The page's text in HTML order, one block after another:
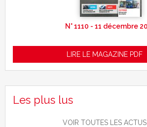
N° 1110 - 11 décembre
LIRE LE MAGAZINE PDF
Les plus lus
VOIR TOUTES LES ACTUS